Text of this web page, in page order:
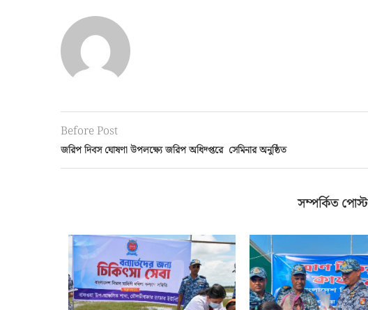
Before Post
জরিপ দিবস ঘোষণা উপলক্ষ্যে জরিপ অধিদ্প্তরে সেমিনার অনুষ্ঠিত
সম্পর্কিত পোস্ট